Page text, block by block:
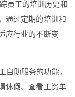
员工的培训历史和
通过定期的培训和
应行业的不断变
自助服务的功能，
休假、查看工资单